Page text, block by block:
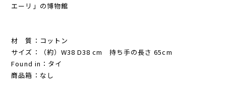
エーリ」の博物館
材 質：コットン
サイズ：（約）W38 D38 cm 持ち手の長さ 65cm
Found in：タイ
商品箱：なし